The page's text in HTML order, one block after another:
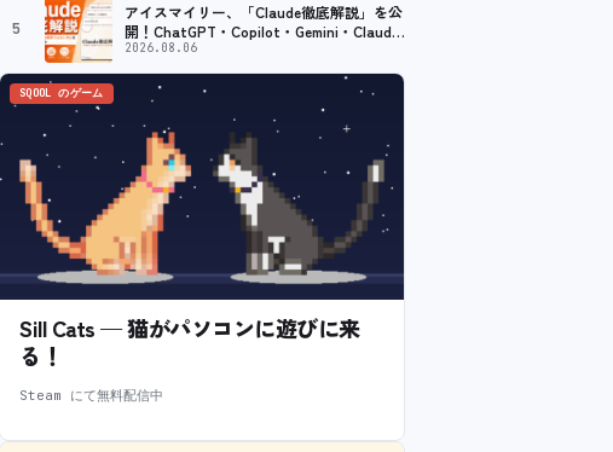
5
アイスマイリー、「Claude徹底解説」を公
開！ChatGPT・Copilot・Gemini・Claude
を機能別／業務別に比較―自社に合う生成
AIの選び方がわかる実践ガイド
2026.08.06
SQOOL のゲーム
Sill Cats — 猫がパソコンに遊びに来
る！
Steam にて無料配信中